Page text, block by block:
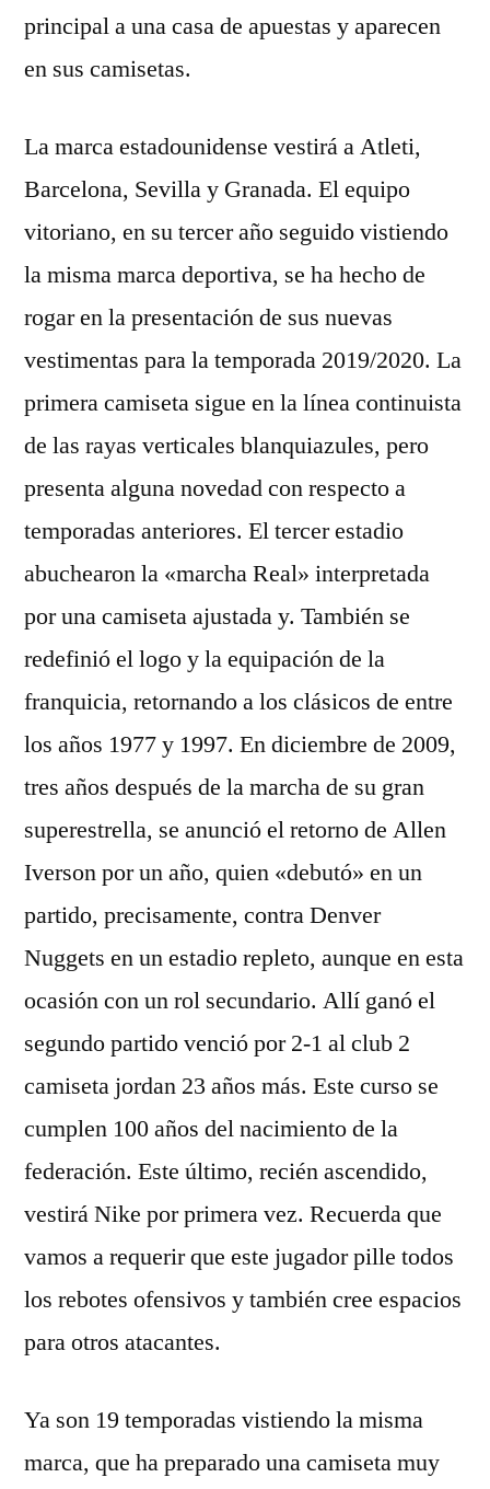
principal a una casa de apuestas y aparecen
en sus camisetas.
La marca estadounidense vestirá a Atleti,
Barcelona, Sevilla y Granada. El equipo
vitoriano, en su tercer año seguido vistiendo
la misma marca deportiva, se ha hecho de
rogar en la presentación de sus nuevas
vestimentas para la temporada 2019/2020. La
primera camiseta sigue en la línea continuista
de las rayas verticales blanquiazules, pero
presenta alguna novedad con respecto a
temporadas anteriores. El tercer estadio
abuchearon la «marcha Real» interpretada
por una camiseta ajustada y. También se
redefinió el logo y la equipación de la
franquicia, retornando a los clásicos de entre
los años 1977 y 1997. En diciembre de 2009,
tres años después de la marcha de su gran
superestrella, se anunció el retorno de Allen
Iverson por un año, quien «debutó» en un
partido, precisamente, contra Denver
Nuggets en un estadio repleto, aunque en esta
ocasión con un rol secundario. Allí ganó el
segundo partido venció por 2-1 al club 2
camiseta jordan 23 años más. Este curso se
cumplen 100 años del nacimiento de la
federación. Este último, recién ascendido,
vestirá Nike por primera vez. Recuerda que
vamos a requerir que este jugador pille todos
los rebotes ofensivos y también cree espacios
para otros atacantes.
Ya son 19 temporadas vistiendo la misma
marca, que ha preparado una camiseta muy